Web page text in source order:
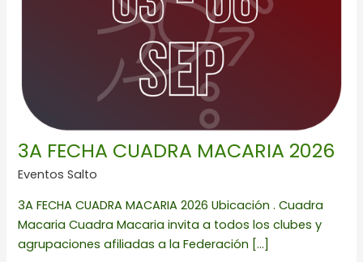
3A FECHA CUADRA MACARIA 2026
Eventos Salto
3A FECHA CUADRA MACARIA 2026 Ubicación . Cuadra
Macaria Cuadra Macaria invita a todos los clubes y
agrupaciones afiliadas a la Federación […]